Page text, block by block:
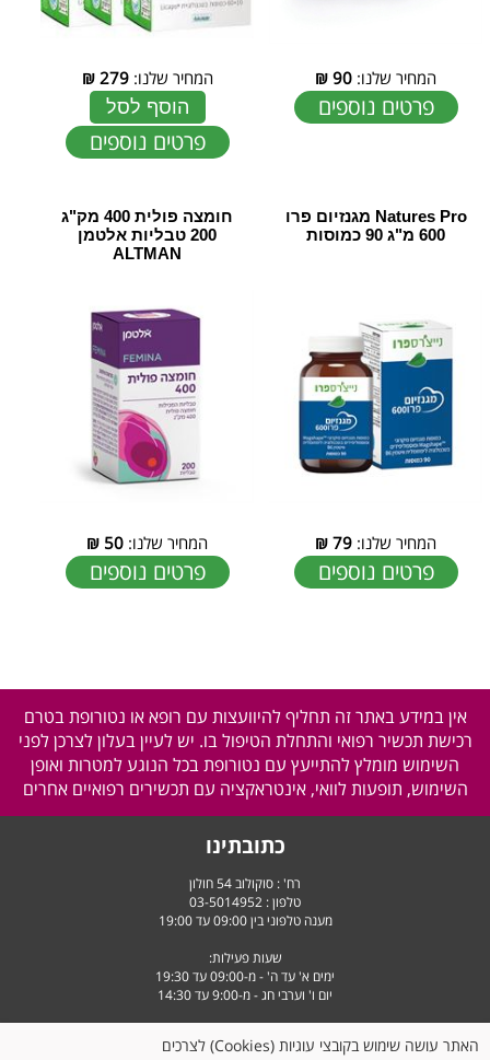
המחיר שלנו: 90
₪
פרטים נוספים
המחיר שלנו:279
₪
הוסף לסל
פרטים נוספים
Natures Pro מגנזיום פרו
600 מ"ג 90 כמוסות
המחיר שלנו: 79
₪
פרטים נוספים
חומצה פולית 400 מק"ג
200 טבליות אלטמן
ALTMAN
המחיר שלנו: 50
₪
פרטים נוספים
אין במידע באתר זה תחליף להיוועצות עם רופא או נטורופת בטרם
רכישת תכשיר רפואי והתחלת הטיפול בו. יש לעיין בעלון לצרכן לפני
השימוש מומלץ להתייעץ עם נטורופת בכל הנוגע למטרות ואופן
השימוש, תופעות לוואי, אינטראקציה עם תכשירים רפואיים אחרים
כתובתינו
רח' : סוקולוב 54 חולון
טלפון : 03-5014952
מענה טלפוני בין 09:00 עד 19:00
שעות פעילות:
ימים א' עד ה' - מ-09:00 עד 19:30
יום ו' וערבי חג - מ-9:00 עד 14:30
האתר עושה שימוש בקובצי עוגיות (Cookies) לצרכים